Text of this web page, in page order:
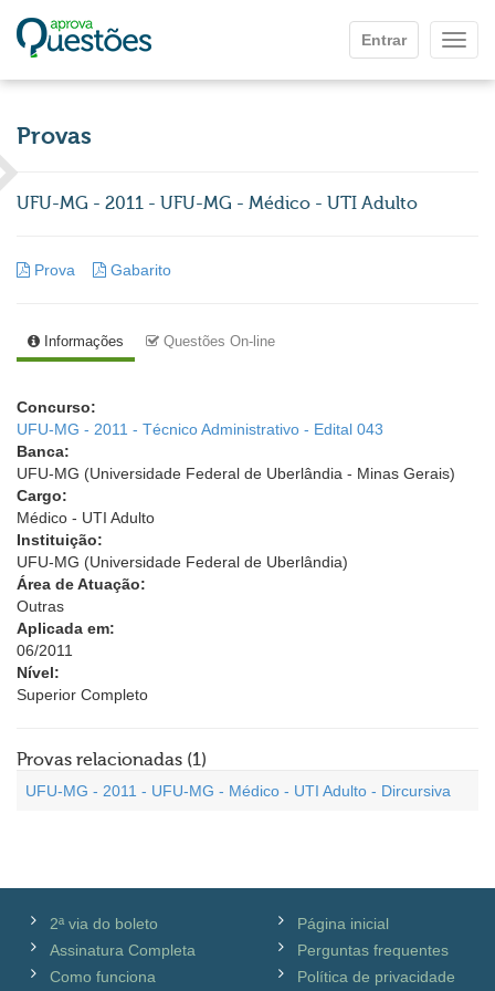
Entrar
Provas
UFU-MG - 2011 - UFU-MG - Médico - UTI Adulto
Prova Gabarito
Informações Questões On-line
Concurso:
UFU-MG - 2011 - Técnico Administrativo - Edital 043
Banca:
UFU-MG (Universidade Federal de Uberlândia - Minas Gerais)
Cargo:
Médico - UTI Adulto
Instituição:
UFU-MG (Universidade Federal de Uberlândia)
Área de Atuação:
Outras
Aplicada em:
06/2011
Nível:
Superior Completo
Provas relacionadas (1)
UFU-MG - 2011 - UFU-MG - Médico - UTI Adulto - Dircursiva
2ª via do boleto
Assinatura Completa
Como funciona
Página inicial
Perguntas frequentes
Política de privacidade